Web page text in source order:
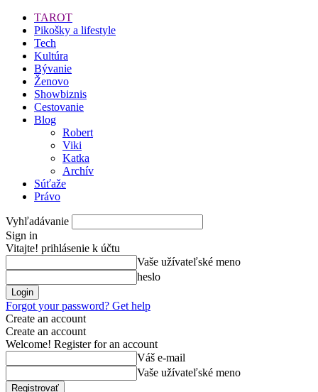
TAROT
Pikošky a lifestyle
Tech
Kultúra
Bývanie
Ženovo
Showbiznis
Cestovanie
Blog
Robert
Viki
Katka
Archív
Súťaže
Právo
Vyhľadávanie
Sign in
Vitajte! prihlásenie k účtu
Vaše užívateľské meno
heslo
Forgot your password? Get help
Create an account
Create an account
Welcome! Register for an account
Váš e-mail
Vaše užívateľské meno